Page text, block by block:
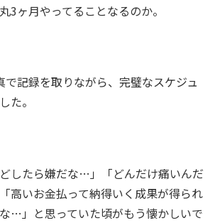
3ヶ月やってることなるのか。
記録を取りながら、完璧なスケジュ
た。
したら嫌だな…」「どんだけ痛いんだ
高いお金払って納得いく成果が得られ
…」と思っていた頃がもう懐かしいで